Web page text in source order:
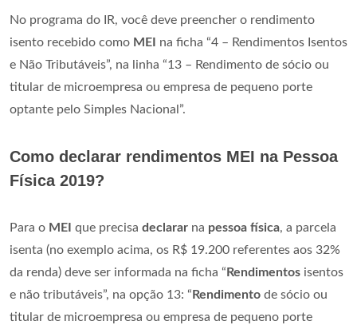
No programa do IR, você deve preencher o rendimento
isento recebido como MEI
na ficha “4 – Rendimentos Isentos
e Não Tributáveis”, na linha “13 – Rendimento de sócio ou
titular de microempresa ou empresa de pequeno porte
optante pelo Simples Nacional”.
Como declarar rendimentos MEI na Pessoa
Física 2019?
Para o MEI que precisa declarar na pessoa física, a parcela
isenta (no exemplo acima, os R$ 19.200 referentes aos 32%
da renda) deve ser informada na ficha “ Rendimentos isentos
e não tributáveis”, na opção 13: “ Rendimento de sócio ou
titular de microempresa ou empresa de pequeno porte